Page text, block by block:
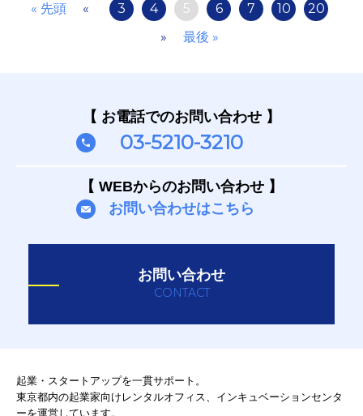
« 先頭 « 3 4 5 6 7 10
20
»
最後 »
【 お電話でのお問い合わせ 】
03-5210-3210
【 WEBからのお問い合わせ 】
お問い合わせはこちら
お問い合わせ
CONTACT
起業・スタートアップを一貫サポート。
東京都内の起業家向けレンタルオフィス、インキュベーションセンタ
ーを運営しています。